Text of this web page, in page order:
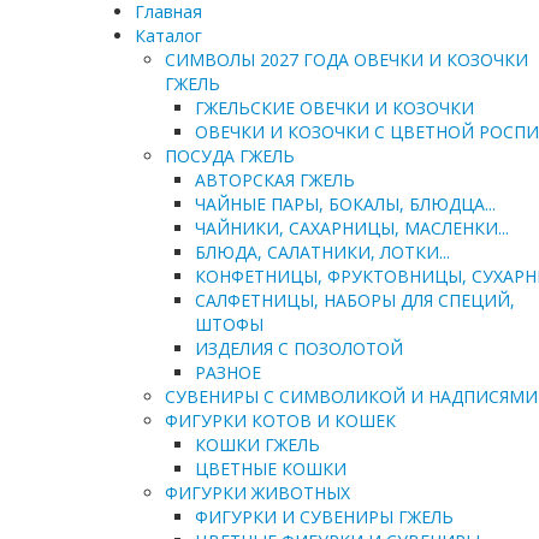
Главная
Каталог
СИМВОЛЫ 2027 ГОДА ОВЕЧКИ И КОЗОЧКИ
ГЖЕЛЬ
ГЖЕЛЬСКИЕ ОВЕЧКИ И КОЗОЧКИ
ОВЕЧКИ И КОЗОЧКИ С ЦВЕТНОЙ
ПОСУДА ГЖЕЛЬ
АВТОРСКАЯ ГЖЕЛЬ
ЧАЙНЫЕ ПАРЫ, БОКАЛЫ, БЛЮДЦА...
ЧАЙНИКИ, САХАРНИЦЫ, МАСЛЕНКИ...
БЛЮДА, САЛАТНИКИ, ЛОТКИ...
КОНФЕТНИЦЫ, ФРУКТОВНИЦЫ,
САЛФЕТНИЦЫ, НАБОРЫ ДЛЯ СПЕЦИЙ,
ШТОФЫ
ИЗДЕЛИЯ С ПОЗОЛОТОЙ
РАЗНОЕ
СУВЕНИРЫ С СИМВОЛИКОЙ И НАДПИСЯМИ
ФИГУРКИ КОТОВ И КОШЕК
КОШКИ ГЖЕЛЬ
ЦВЕТНЫЕ КОШКИ
ФИГУРКИ ЖИВОТНЫХ
ФИГУРКИ И СУВЕНИРЫ ГЖЕЛЬ